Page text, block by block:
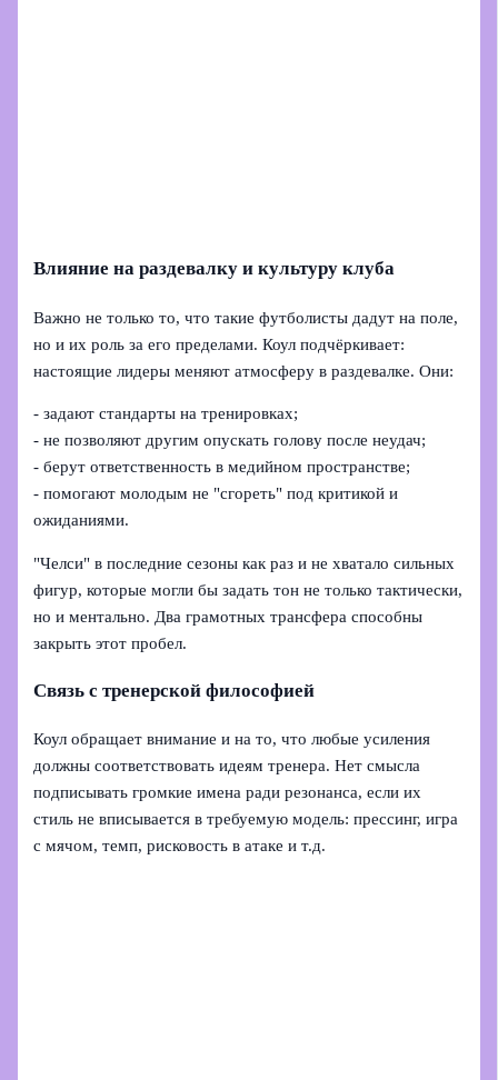
Влияние на раздевалку и культуру клуба
Важно не только то, что такие футболисты дадут на поле,
но и их роль за его пределами. Коул подчёркивает:
настоящие лидеры меняют атмосферу в раздевалке. Они:
- задают стандарты на тренировках;
- не позволяют другим опускать голову после неудач;
- берут ответственность в медийном пространстве;
- помогают молодым не "сгореть" под критикой и
ожиданиями.
"Челси" в последние сезоны как раз и не хватало сильных
фигур, которые могли бы задать тон не только тактически,
но и ментально. Два грамотных трансфера способны
закрыть этот пробел.
Связь с тренерской философией
Коул обращает внимание и на то, что любые усиления
должны соответствовать идеям тренера. Нет смысла
подписывать громкие имена ради резонанса, если их
стиль не вписывается в требуемую модель: прессинг, игра
с мячом, темп, рисковость в атаке и т.д.